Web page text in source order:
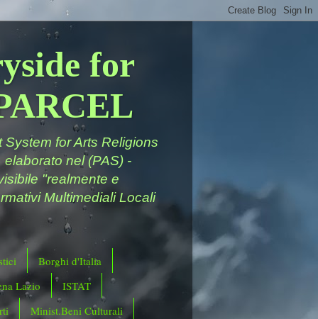
for
for Arts Religions
nel (PAS) -
"realmente e
Multimediali Locali
Borghi d'Italia
Lazio
ISTAT
Minist.Beni Culturali